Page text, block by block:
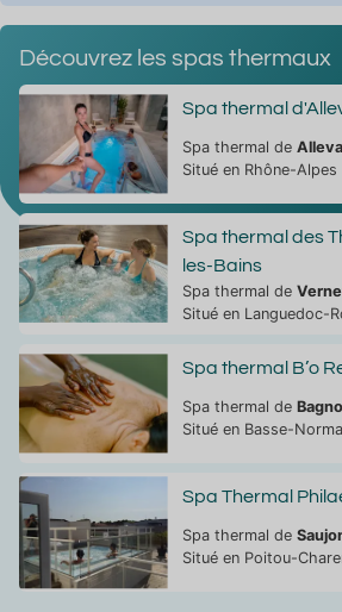
Découvrez les spas thermaux
Spa thermal
Spa thermal de
Situé en Rhône-Alpes
Spa thermal des
les-Bains
Spa thermal de
Situé en Languedoc-
Spa thermal B’o
Spa thermal de
Situé en Basse-
Spa Thermal
Spa thermal de
Situé en Poitou-